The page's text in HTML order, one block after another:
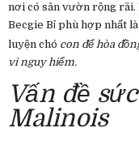
nơi có sân vườn rộng rãi.
Becgie Bỉ phù hợp nhất
luyện chó con để hòa
vi nguy hiểm.
Vấn đề
Malinois